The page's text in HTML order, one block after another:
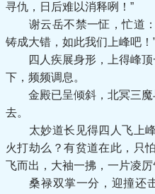
寻仇，日后难以消释咧！”
谢云岳不禁一怔，忙道：
铸成大错，如此我们上峰吧！
四人疾展身形，上得峰顶
下，频频调息。
金殿已呈倾斜，北冥三魔
去。
太妙道长见得四人飞上峰
火打劫么？有贫道在此，只
飞而出，大袖一拂，一片凌厉
桑禄双掌一分，迎撞还击